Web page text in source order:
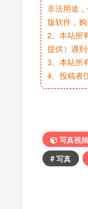
非法用途
版软件，
2、本站所
提供）遇
3、本站所
4、投稿者
写真视
# 写真